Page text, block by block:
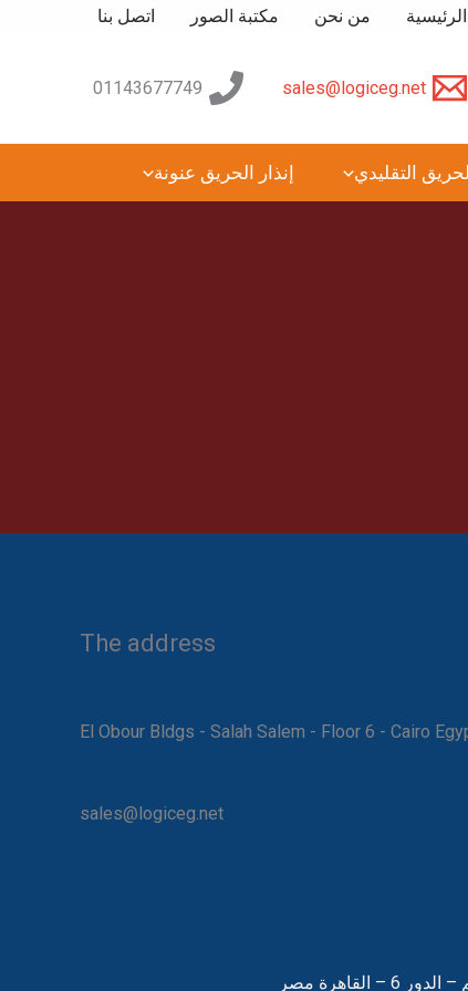
الرئيسية من نحن مكتبة الصور اتصل بنا
sales@logiceg.net
01143677749
التقليدي إنذار الحريق عنونة
The address
sales@logiceg.net